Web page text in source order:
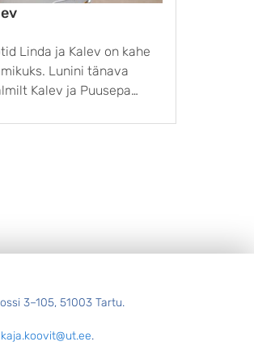
Linda ja Kalev on kahe
Lunini tänava
Kalev ja Puusepa
tööd alustanud
3–105, 51003 Tartu.
kaja.koovit@ut.ee.